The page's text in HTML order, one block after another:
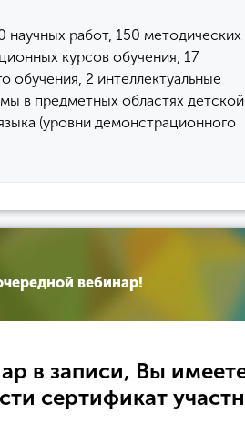
научных работ, 150 методических
курсов обучения, 17
обучения, 2 интеллектуальные
в предметных областях детской
(уровни демонстрационного
вебинар!
в записи, Вы
сертификат